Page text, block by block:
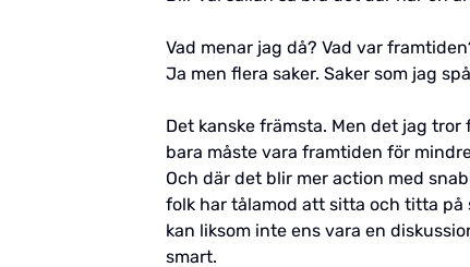
Vad menar jag då? Vad var
Ja men flera saker. Saker som jag
Det kanske främsta. Men det jag
bara måste vara framtiden för
Och där det blir mer action med
folk har tålamod att sitta och titta
kan liksom inte ens vara en
smart.